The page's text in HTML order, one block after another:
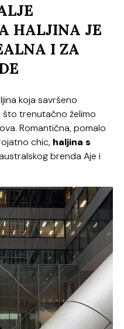
HALJINA JE
I ZA
koja savršeno
što trenutačno želimo
Romantična, pomalo
chic, haljina s
brendaAjei